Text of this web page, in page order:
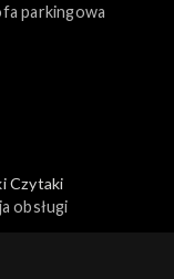
parkingowa
Czytaki
obsługi